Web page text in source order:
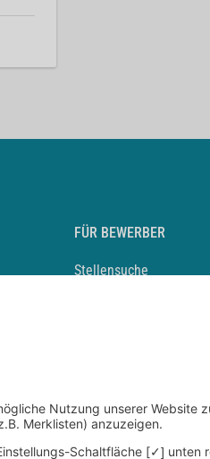
FÜR BEWERBER
Stellensuche
Durchsuchen Sie den